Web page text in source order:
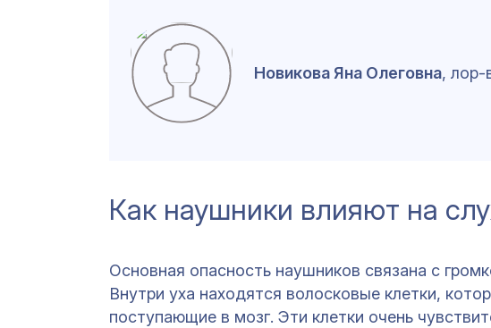
Новикова Яна Олеговна, лор-
Как наушники влияют на
Основная опасность наушников связана с
Внутри уха находятся волосковые клетки,
поступающие в мозг. Эти клетки очень